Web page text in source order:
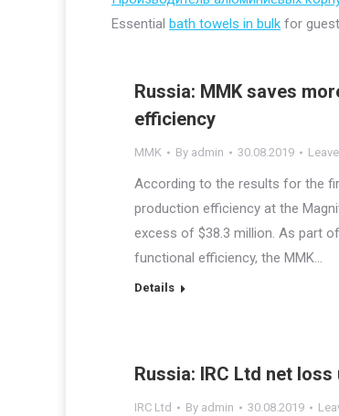
Essential bath towels in bulk for
Russia: MMK saves
efficiency
MMK By admin 30.08.2019
According to the results for the
production efficiency at the
excess of $38.3 million. As part
functional efficiency, the MMK…
Details
Russia: IRC Ltd net loss
IRC Ltd By admin 30.08.2019